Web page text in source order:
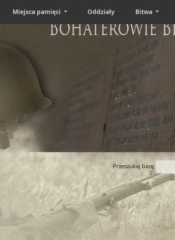
Miejsca pamięci Oddziały Bitwa
Bohaterowie
Przeszukaj bazę